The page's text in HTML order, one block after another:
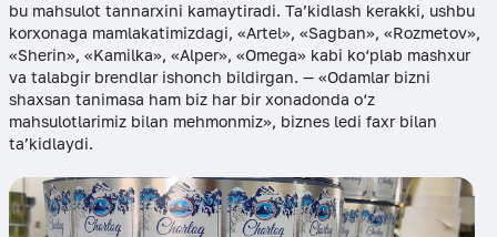
bu mahsulot tannarxini kamaytiradi. Ta’kidlash kerakki, ushbu
korxonaga mamlakatimizdagi, «Artel», «Sagban», «Rozmetov»,
«Sherin», «Kamilka», «Alper», «Omega» kabi ko‘plab mashxur
va talabgir brendlar ishonch bildirgan. — «Odamlar bizni
shaxsan tanimasa ham biz har bir xonadonda o‘z
mahsulotlarimiz bilan mehmonmiz», biznes ledi faxr bilan
ta’kidlaydi.